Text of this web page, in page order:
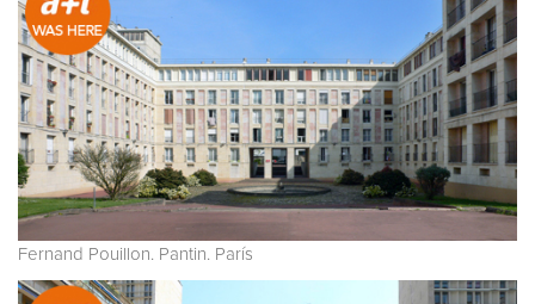
Fernand Pouillon. Pantin. París